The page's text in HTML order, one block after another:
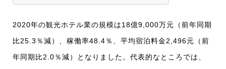
2020年の観光ホテル業の規模は18億9,000万元（前年同期
比25.3％減）、稼働率48.4％、平均宿泊料金2,496元（前
年同期比2.0％減）となりました。代表的なところでは、